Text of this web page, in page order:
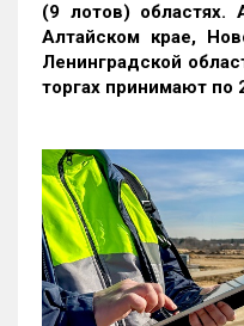
(9 лотов) областях.
Алтайском крае,
Ленинградской
торгах принимают по